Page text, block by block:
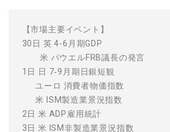
【市場主要イベント】
30日 英 4-6月期GDP
米 パウエルFRB議長の発言
1日 日 7‐9月期日銀短観
ユーロ 消費者物価指数
米 ISM製造業景況指数
2日 米 ADP雇用統計
3日 米 ISM非製造業景況指数